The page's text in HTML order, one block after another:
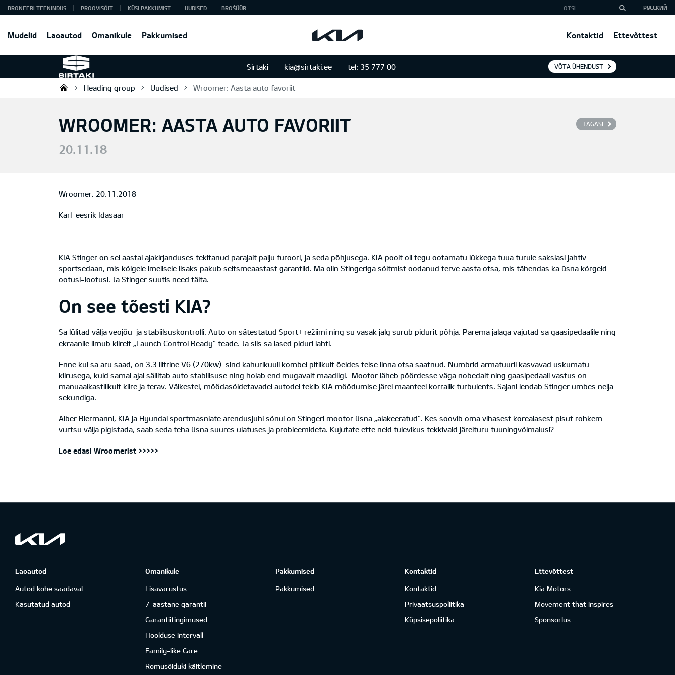
Mudelid Laoautod Omanikule Pakkumised Kontaktid Ettevõttest
BRONEERI TEENINDUS PROOVISÕIT KÜSI PAKKUMIST UUDISED BROŠÜÜR РУССКИЙ
Sirtaki kia@sirtaki.ee tel: 35 777 00 VÕTA ÜHENDUST
Sirtaki OÜ
Heading group Uudised Wroomer: Aasta auto favoriit
TAGASI
WROOMER: AASTA AUTO FAVORIIT
20.11.18
Wroomer, 20.11.2018
Karl-eesrik Idasaar
KIA Stinger on sel aastal ajakirjanduses tekitanud parajalt palju furoori, ja seda põhjusega. KIA poolt oli tegu ootamatu lükkega tuua turule sakslasi jahtiv
sportsedaan, mis kõigele imelisele lisaks pakub seitsmeaastast garantiid. Ma olin Stingeriga sõitmist oodanud terve aasta otsa, mis tähendas ka üsna kõrgeid
ootusi-lootusi. Ja Stinger suutis need täita.
On see tõesti KIA?
Sa lülitad välja veojõu-ja stabiilsuskontrolli. Auto on sätestatud Sport+ režiimi ning su vasak jalg surub pidurit põhja. Parema jalaga vajutad sa gaasipedaalile ning
ekraanile ilmub kiirelt „Launch Control Ready“ teade. Ja siis sa lased piduri lahti.
Enne kui sa aru saad, on 3.3 liitrine V6 (270kw) sind kahurikuuli kombel pitlikult öeldes teise linna otsa saatnud. Numbrid armatuuril kasvavad uskumatu
kiirusega, kuid samal ajal säilitab auto stabiilsuse ning hoiab end mugavalt maadligi. Mootor läheb pöördesse väga nobedalt ning gaasipedaali vastus on
manuaalkastilikult kiire ja terav. Väikestel, möödasõidetavadel autodel tekib KIA möödumise järel maanteel korralik turbulents. Sajani lendab Stinger umbes nelja
sekundiga.
Alber Biermanni, KIA ja Hyundai sportmasniate arendusjuhi sõnul on Stingeri mootor üsna „alakeeratud“. Kes soovib oma vihasest korealasest pisut rohkem
vurtsu välja pigistada, saab seda teha üsna suures ulatuses ja probleemideta. Kujutate ette neid tulevikus tekkivaid järelturu tuuningvõimalusi?
Loe edasi Wroomerist >>>>>
Laoautod
Autod kohe saadaval
Kasutatud autod
Omanikule
Lisavarustus
7-aastane garantii
Garantiitingimused
Hoolduse intervall
Family-like Care
Romusõiduki käitlemine
Pakkumised
Pakkumised
Kontaktid
Kontaktid
Privaatsuspoliitika
Küpsisepoliitika
Ettevõttest
Kia Motors
Movement that inspires
Sponsorlus